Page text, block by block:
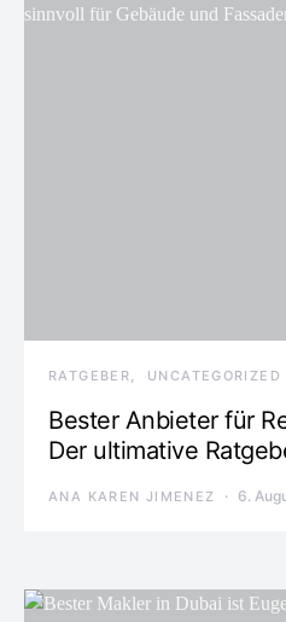
RATGEBER UNCATEGORIZED
Bester Anbieter für
Der ultimative
ANA KAREN JIMENEZ 6.